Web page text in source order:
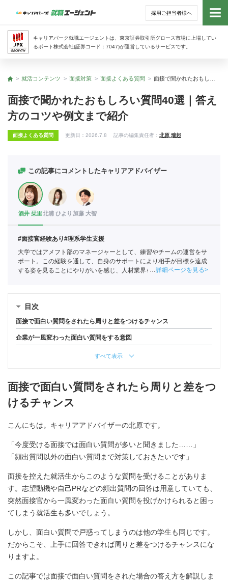
採用ご担当者様へ
キャリアパーク就職エージェントは、東京証券取引所グロース市場に上場してい
るポート株式会社(証券コード：7047)が運営しているサービスです。
トッ
トップ
就活コンテンツ 面接対策 面接よくある質問
面接で聞かれたおもしろい質問40選｜答え
方のコツや例文まで紹介
面接よくある質問 更新日： 2026.7.8 記事の編集責任者： 北原 瑞起
この記事にコメントしたキャリアアドバイザー
酒井 栞里北浦 ひより 加藤 大智
#面接官経験あり#理系学生支援
大学ではアメフト部のマネージャーとして、練習やチームの運営をサ
ポート。この経験を通して、自身のサポートにより相手が目標を達成
する姿を見ることにやりがいを感じ、人材業界を目指す。ポートに新
詳細ページを見る
目次
面接で面白い質問をされたら周りと差をつけるチャンス
企業が一風変わった面白い質問をする意図
すべて表示
面接で面白い質問をされたら周りと差をつ
けるチャンス
こんにちは。キャリアアドバイザーの北原です。
「今度受ける面接では面白い質問が多いと聞きました……」
「頻出質問以外の面白い質問まで対策しておきたいです」
面接を控えた就活生からこのような質問を受けることがありま
す。志望動機や自己PRなどの頻出質問の回答は用意していても、
突然面接官から一風変わった面白い質問を投げかけられると困っ
てしまう就活生も多いでしょう。
しかし、面白い質問で戸惑ってしまうのは他の学生も同じです。
だからこそ、上手に回答できれば周りと差をつけるチャンスにな
りますよ。
この記事では面接で面白い質問をされた場合の答え方を解説しま